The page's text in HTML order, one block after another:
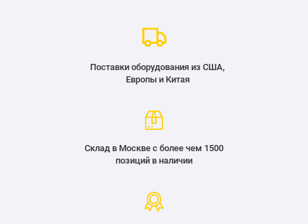
Поставки оборудования из США,
Европы и Китая
Склад в Москве с более чем 1500
позиций в наличии